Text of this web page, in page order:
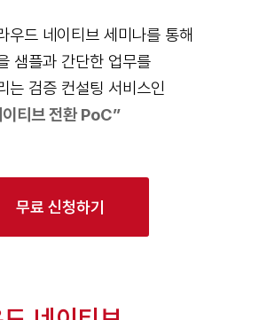
우드 네이티브 세미나를 통해
샘플과 간단한 업무를
는 검증 컨설팅 서비스인
티브 전환 PoC”
무료 신청하기